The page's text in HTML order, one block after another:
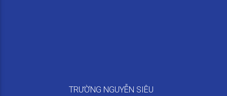
TRƯỜNG NGUYỄN SIÊU